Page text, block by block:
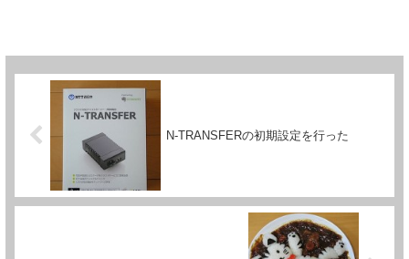
N-TRANSFERの初期設定を行った